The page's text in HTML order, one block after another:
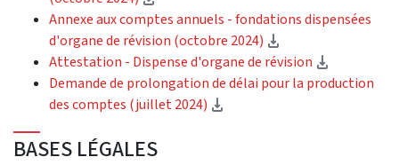
Annexe aux comptes annuels - fondations dispensées
d'organe de révision (octobre 2024)
Attestation - Dispense d'organe de révision
Demande de prolongation de délai pour la production
des comptes (juillet 2024)
BASES LÉGALES